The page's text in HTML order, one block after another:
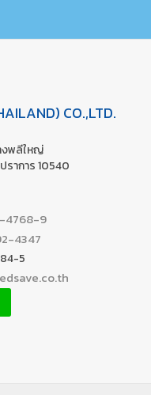
CO.,LTD.
งพลีใหญ่
าการ 10540
4768-9
4347
5